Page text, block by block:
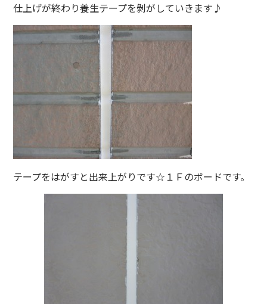
仕上げが終わり養生テープを剝がしていきます♪
テープをはがすと出来上がりです☆１Ｆのボードです。